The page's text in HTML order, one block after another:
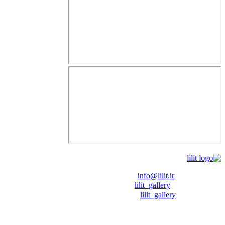
info@lilit.ir
lilit_gallery
lilit_gallery